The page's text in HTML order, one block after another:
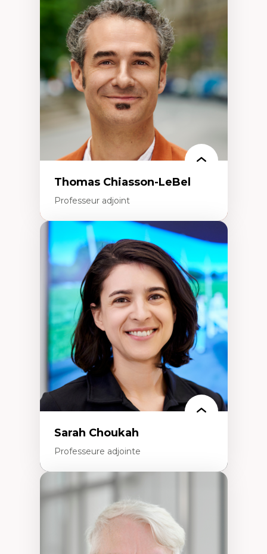
Économie circulaire
Modèles d’affaires durables
Histoire des faits économiques
Gestion durable des ressources naturelles
Écologie industrielle
Aménagement durable du territoire
Développement régional
Coopératives
Télétravail en milieu rural francophone
Transition socio-écologique
Thomas Chiasson-LeBel
Professeur adjoint
Expertises
Théories du développement
Économie politique comparée
Élites économiques
Sociologie économique
Extractivisme
Classes sociales
Mouvements sociaux
Théories de l’État
Sarah Choukah
Professeure adjointe
Expertises
Démocratisation des nouvelles
technologies et biotechnologies
Données ouvertes
Bioart, programmation et électronique
créatives